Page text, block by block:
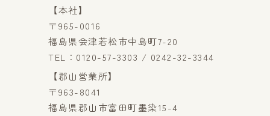
【本社】
〒965-0016
福島県会津若松市中島町7-20
TEL：0120-57-3303 / 0242-32-3344
【郡山営業所】
〒963-8041
福島県郡山市富田町墨染15-4